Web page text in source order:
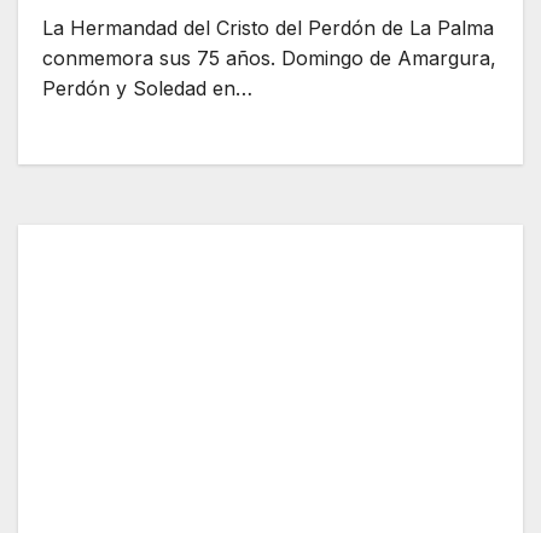
La Hermandad del Cristo del Perdón de La Palma
conmemora sus 75 años. Domingo de Amargura,
Perdón y Soledad en…